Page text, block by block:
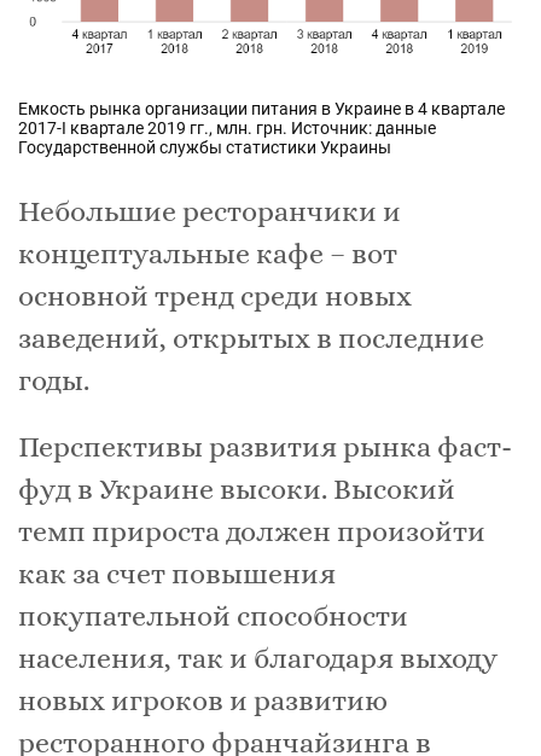
Емкость рынка организации питания в Украине в 4 квартале
2017-І квартале 2019 гг., млн. грн. Источник: данные
Государственной службы статистики Украины
Небольшие ресторанчики и
концептуальные кафе – вот
основной тренд среди новых
заведений, открытых в последние
годы.
Перспективы развития рынка фаст-
фуд в Украине высоки. Высокий
темп прироста должен произойти
как за счет повышения
покупательной способности
населения, так и благодаря выходу
новых игроков и развитию
ресторанного франчайзинга в